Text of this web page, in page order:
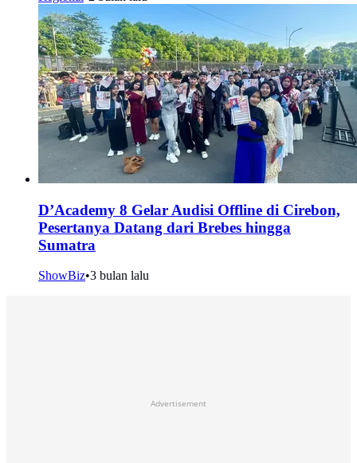
D’Academy 8 Gelar Audisi Offline di Cirebon,
Pesertanya Datang dari Brebes hingga
Sumatra
ShowBiz•3 bulan lalu
Advertisement